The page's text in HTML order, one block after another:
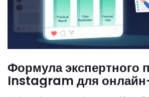
Формула экспертного
Instagram для